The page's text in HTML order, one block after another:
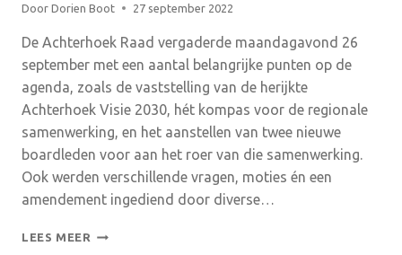
Door Dorien Boot 27 september 2022
De Achterhoek Raad vergaderde maandagavond 26
september met een aantal belangrijke punten op de
agenda, zoals de vaststelling van de herijkte
Achterhoek Visie 2030, hét kompas voor de regionale
samenwerking, en het aanstellen van twee nieuwe
boardleden voor aan het roer van die samenwerking.
Ook werden verschillende vragen, moties én een
amendement ingediend door diverse…
LEES MEER ACHTERHOEK